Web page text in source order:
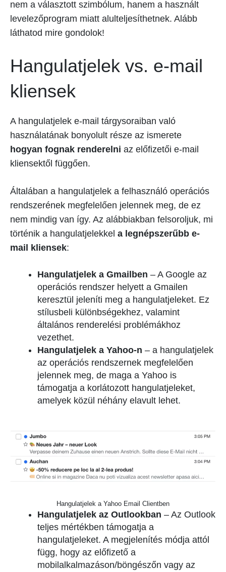
nem a választott szimbólum, hanem a használt
levelezőprogram miatt alulteljesíthetnek. Alább
láthatod mire gondolok!
Hangulatjelek vs. e-mail
kliensek
A hangulatjelek e-mail tárgysoraiban való
használatának bonyolult része az ismerete
hogyan fognak renderelni az előfizetői e-mail
kliensektől függően.
Általában a hangulatjelek a felhasználó operációs
rendszerének megfelelően jelennek meg, de ez
nem mindig van így. Az alábbiakban felsoroljuk, mi
történik a hangulatjelekkel a legnépszerűbb e-
mail kliensek:
Hangulatjelek a Gmailben – A Google az
operációs rendszer helyett a Gmailen
keresztül jeleníti meg a hangulatjeleket. Ez
stílusbeli különbségekhez, valamint
általános renderelési problémákhoz
vezethet.
Hangulatjelek a Yahoo-n – a hangulatjelek
az operációs rendszernek megfelelően
jelennek meg, de maga a Yahoo is
támogatja a korlátozott hangulatjeleket,
amelyek közül néhány elavult lehet.
Hangulatjelek a Yahoo Email Clientben
Hangulatjelek az Outlookban – Az Outlook
teljes mértékben támogatja a
hangulatjeleket. A megjelenítés módja attól
függ, hogy az előfizető a
mobilalkalmazáson/böngészőn vagy az